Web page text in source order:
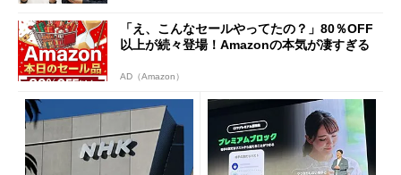
「え、こんなセールやってたの？」80％OFF
以上が続々登場！Amazonの本気が凄すぎる
AD（Amazon）